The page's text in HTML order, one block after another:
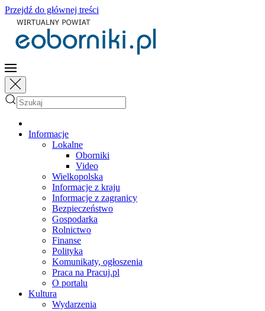
Przejdź do głównej treści
Informacje
Lokalne
Oborniki
Video
Wielkopolska
Informacje z kraju
Informacje z zagranicy
Bezpieczeństwo
Gospodarka
Rolnictwo
Finanse
Polityka
Komunikaty, ogłoszenia
Praca na Pracuj.pl
O portalu
Kultura
Wydarzenia